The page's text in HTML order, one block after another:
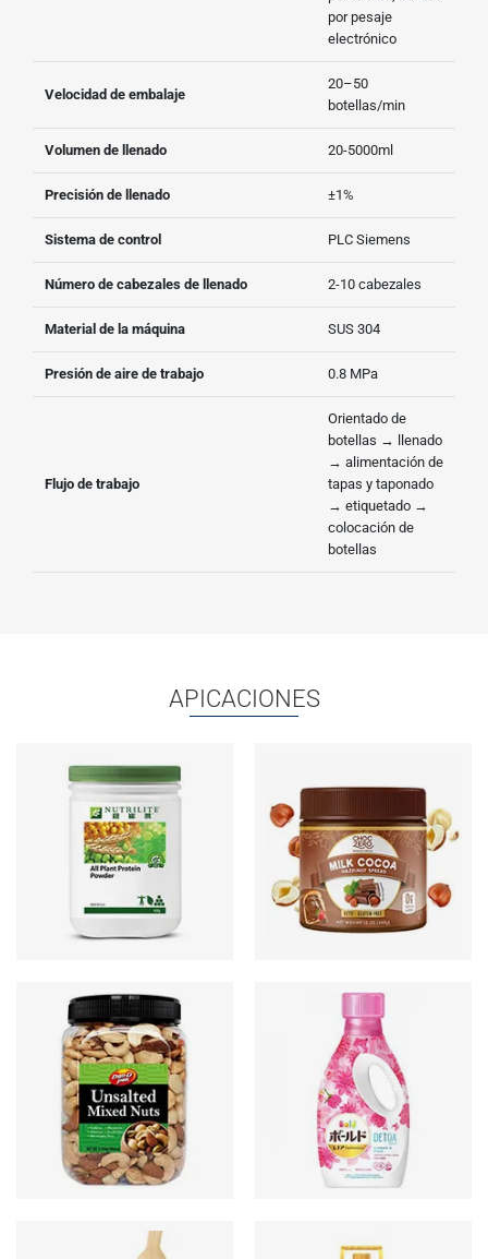
por pesaje
electrónico
Velocidad de embalaje
20–50
botellas/min
Volumen de llenado 20-5000ml
Precisión de llenado ±1%
Sistema de control PLC Siemens
Número de cabezales de llenado 2-10 cabezales
Material de la máquina SUS 304
Presión de aire de trabajo 0.8 MPa
Flujo de trabajo
Orientado de
botellas → llenado
→ alimentación de
tapas y taponado
→ etiquetado →
colocación de
botellas
APICACIONES